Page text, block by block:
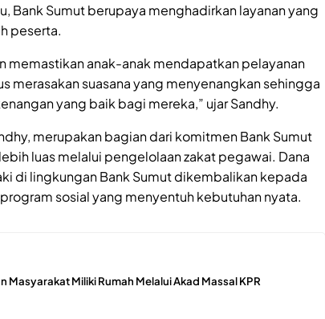
Bank Sumut berupaya menghadirkan layanan yang
peserta.
memastikan anak-anak mendapatkan pelayanan
merasakan suasana yang menyenangkan sehingga
yang baik bagi mereka,” ujar Sandhy.
merupakan bagian dari komitmen Bank Sumut
luas melalui pengelolaan zakat pegawai. Dana
di lingkungan Bank Sumut dikembalikan kepada
sosial yang menyentuh kebutuhan nyata.
Masyarakat Miliki Rumah Melalui Akad Massal KPR